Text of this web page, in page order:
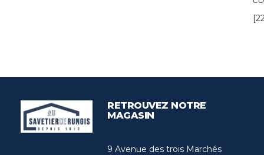
RETROUVEZ NOTRE
MAGASIN
9 Avenue des trois Marchés